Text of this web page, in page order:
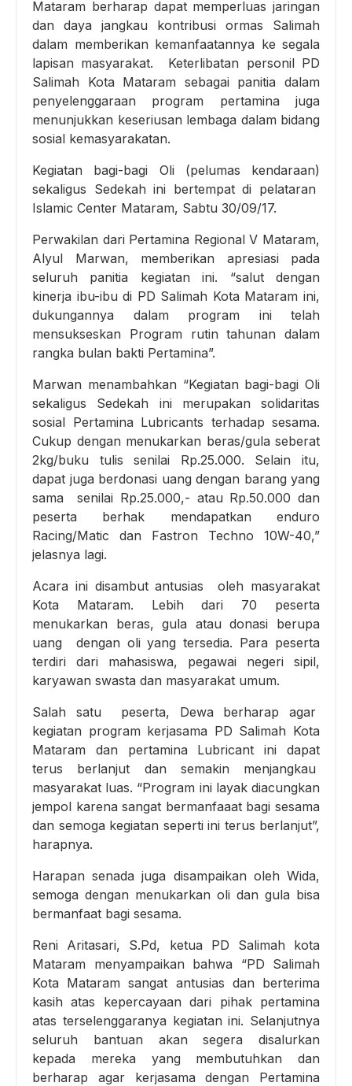
Mataram berharap dapat memperluas jaringan
dan daya jangkau kontribusi ormas Salimah
dalam memberikan kemanfaatannya ke segala
lapisan masyarakat. Keterlibatan personil PD
Salimah Kota Mataram sebagai panitia dalam
penyelenggaraan program pertamina juga
menunjukkan keseriusan lembaga dalam bidang
sosial kemasyarakatan.
Kegiatan bagi-bagi Oli (pelumas kendaraan)
sekaligus Sedekah ini bertempat di pelataran
Islamic Center Mataram, Sabtu 30/09/17.
Perwakilan dari Pertamina Regional V Mataram,
Alyul Marwan, memberikan apresiasi pada
seluruh panitia kegiatan ini. “salut dengan
kinerja ibu-ibu di PD Salimah Kota Mataram ini,
dukungannya dalam program ini telah
mensukseskan Program rutin tahunan dalam
rangka bulan bakti Pertamina”.
Marwan menambahkan “Kegiatan bagi-bagi Oli
sekaligus Sedekah ini merupakan solidaritas
sosial Pertamina Lubricants terhadap sesama.
Cukup dengan menukarkan beras/gula seberat
2kg/buku tulis senilai Rp.25.000. Selain itu,
dapat juga berdonasi uang dengan barang yang
sama senilai Rp.25.000,- atau Rp.50.000 dan
peserta berhak mendapatkan enduro
Racing/Matic dan Fastron Techno 10W-40,”
jelasnya lagi.
Acara ini disambut antusias oleh masyarakat
Kota Mataram. Lebih dari 70 peserta
menukarkan beras, gula atau donasi berupa
uang dengan oli yang tersedia. Para peserta
terdiri dari mahasiswa, pegawai negeri sipil,
karyawan swasta dan masyarakat umum.
Salah satu peserta, Dewa berharap agar
kegiatan program kerjasama PD Salimah Kota
Mataram dan pertamina Lubricant ini dapat
terus berlanjut dan semakin menjangkau
masyarakat luas. “Program ini layak diacungkan
jempol karena sangat bermanfaaat bagi sesama
dan semoga kegiatan seperti ini terus berlanjut”,
harapnya.
Harapan senada juga disampaikan oleh Wida,
semoga dengan menukarkan oli dan gula bisa
bermanfaat bagi sesama.
Reni Aritasari, S.Pd, ketua PD Salimah kota
Mataram menyampaikan bahwa “PD Salimah
Kota Mataram sangat antusias dan berterima
kasih atas kepercayaan dari pihak pertamina
atas terselenggaranya kegiatan ini. Selanjutnya
seluruh bantuan akan segera disalurkan
kepada mereka yang membutuhkan dan
berharap agar kerjasama dengan Pertamina